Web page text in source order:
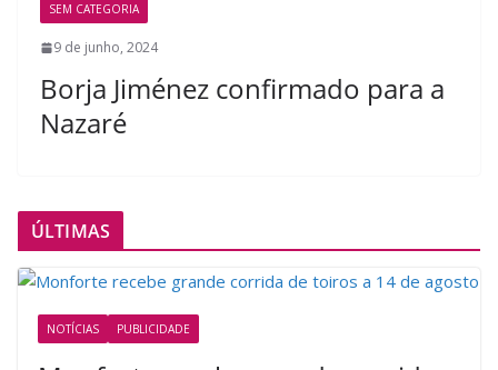
SEM CATEGORIA
9 de junho, 2024
Borja Jiménez confirmado para a
Nazaré
ÚLTIMAS
NOTÍCIAS PUBLICIDADE